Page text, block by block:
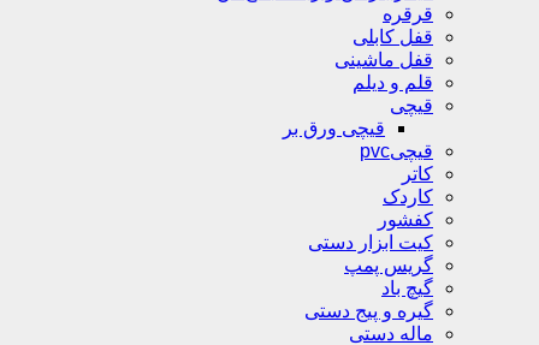
قرقره
قفل کابلی
قفل ماشینی
قلم و دیلم
قیچی
قیچی ورق بر
قیچیpvc
کاتر
کاردک
کفشور
کیت ابزار دستی
گریس پمپ
گیچ باد
گیره و پیج دستی
ماله دستی